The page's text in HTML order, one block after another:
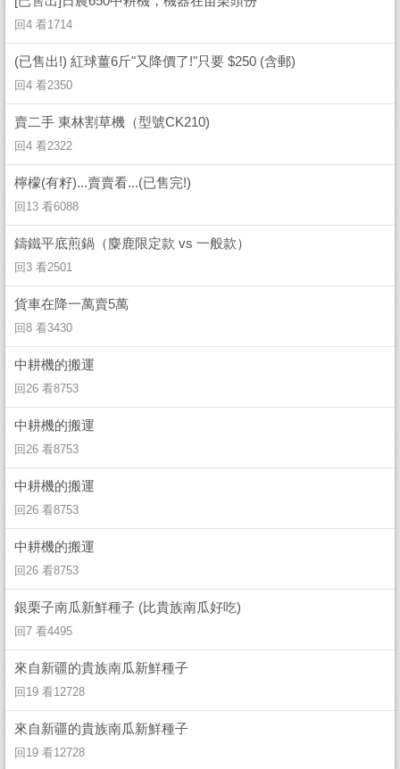
回4 看1714
(已售出!) 紅球薑6斤"又降價了!"只要 $250 (含郵)
回4 看2350
賣二手 東林割草機（型號CK210)
回4 看2322
檸檬(有籽)...賣賣看...(已售完!)
回13 看6088
鑄鐵平底煎鍋（麋鹿限定款 vs 一般款）
回3 看2501
貨車在降一萬賣5萬
回8 看3430
中耕機的搬運
回26 看8753
中耕機的搬運
回26 看8753
中耕機的搬運
回26 看8753
中耕機的搬運
回26 看8753
銀栗子南瓜新鮮種子 (比貴族南瓜好吃)
回7 看4495
來自新疆的貴族南瓜新鮮種子
回19 看12728
來自新疆的貴族南瓜新鮮種子
回19 看12728